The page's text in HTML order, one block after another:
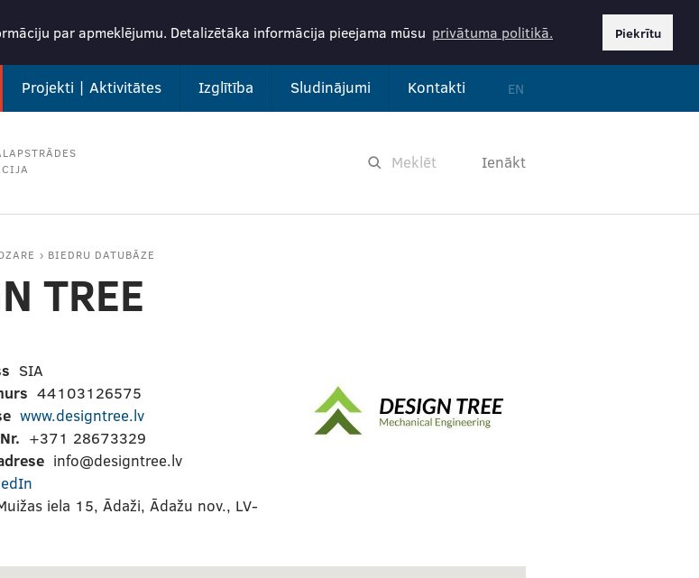
par apmeklējumu. Detalizētāka informācija pieejama mūsu privātuma politikā. Piekrītu
Projekti | Aktivitātes Izglītība Sludinājumi Kontakti EN
Ienākt
BIEDRU DATUBĀZE
TREE
SIA
44103126575
www.designtree.lv
+371 28673329
info@designtree.lv
iela 15, Ādaži, Ādažu nov., LV-